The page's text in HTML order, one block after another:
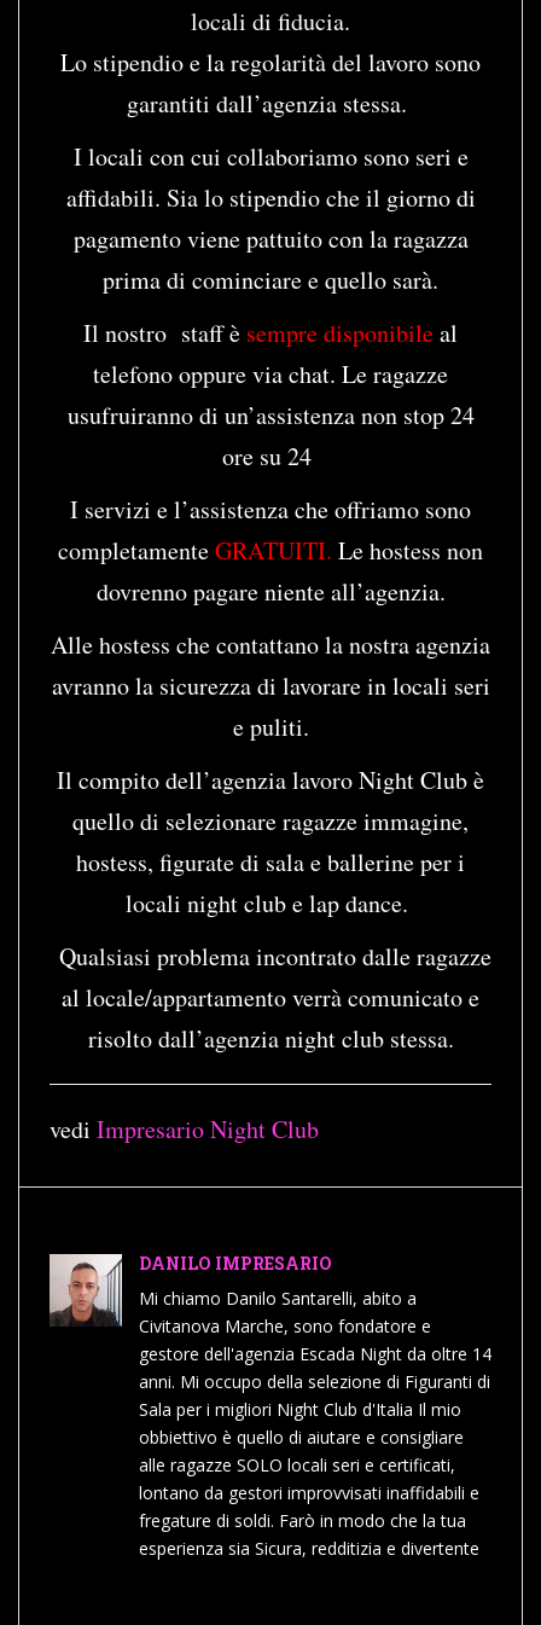
locali di fiducia.
Lo stipendio e la regolarità del lavoro sono
garantiti dall’agenzia stessa.
I locali con cui collaboriamo sono seri e
affidabili. Sia lo stipendio che il giorno di
pagamento viene pattuito con la ragazza
prima di cominciare e quello sarà.
Il nostro staff è sempre disponibileal
telefono oppure via chat. Le ragazze
usufruiranno di un’assistenza non stop 24
ore su 24
I servizi e l’assistenza che offriamo sono
completamenteGRATUITI. Le hostess non
dovrenno pagare niente all’agenzia.
Alle hostess che contattano la nostra agenzia
avranno la sicurezza di lavorare in locali seri
e puliti.
Il compito dell’agenzia lavoro Night Club è
quello di selezionare ragazze immagine,
hostess, figurate di sala e ballerine per i
locali night club e lap dance.
Qualsiasi problema incontrato dalle ragazze
al locale/appartamento verrà comunicato e
risolto dall’agenzia night club stessa.
vedi Impresario Night Club
DANILO IMPRESARIO
Mi chiamo Danilo Santarelli, abito a
Civitanova Marche, sono fondatore e
gestore dell'agenzia Escada Night da oltre 14
anni. Mi occupo della selezione di Figuranti di
Sala per i migliori Night Club d'Italia Il mio
obbiettivo è quello di aiutare e consigliare
alle ragazze SOLO locali seri e certificati,
lontano da gestori improvvisati inaffidabili e
fregature di soldi. Farò in modo che la tua
esperienza sia Sicura, redditizia e divertente